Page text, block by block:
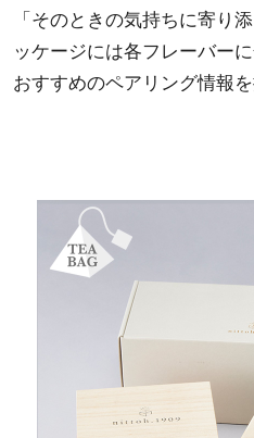
「そのときの気持ちに寄り
ッケージには各フレーバー
おすすめのペアリング情報を